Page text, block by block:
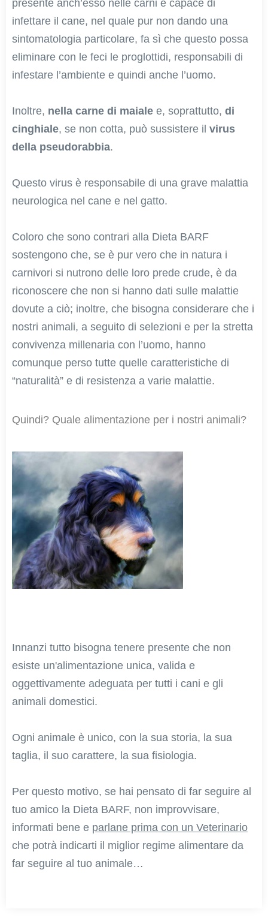
presente anch’esso nelle carni e capace di
infettare il cane, nel quale pur non dando una
sintomatologia particolare, fa sì che questo possa
eliminare con le feci le proglottidi, responsabili di
infestare l’ambiente e quindi anche l’uomo.
Inoltre, nella carne di maiale e, soprattutto, di
cinghiale, se non cotta, può sussistere il virus
della pseudorabbia.
Questo virus è responsabile di una grave malattia
neurologica nel cane e nel gatto.
Coloro che sono contrari alla Dieta BARF
sostengono che, se è pur vero che in natura i
carnivori si nutrono delle loro prede crude, è da
riconoscere che non si hanno dati sulle malattie
dovute a ciò; inoltre, che bisogna considerare che i
nostri animali, a seguito di selezioni e per la stretta
convivenza millenaria con l’uomo, hanno
comunque perso tutte quelle caratteristiche di
“naturalità” e di resistenza a varie malattie.
Quindi? Quale alimentazione per i nostri animali?
Innanzi tutto bisogna tenere presente che non
esiste un'alimentazione unica, valida e
oggettivamente adeguata per tutti i cani e gli
animali domestici.
Ogni animale è unico, con la sua storia, la sua
taglia, il suo carattere, la sua fisiologia.
Per questo motivo, se hai pensato di far seguire al
tuo amico la Dieta BARF, non improvvisare,
informati bene e parlane prima con un Veterinario
che potrà indicarti il miglior regime alimentare da
far seguire al tuo animale…